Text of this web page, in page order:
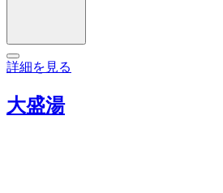
詳細を見る
大盛湯